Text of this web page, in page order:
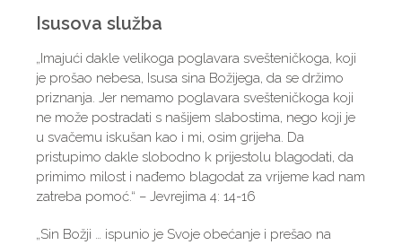
Isusova služba
„Imajući dakle velikoga poglavara svešteničkoga, koji
je prošao nebesa, Isusa sina Božijega, da se držimo
priznanja. Jer nemamo poglavara svešteničkoga koji
ne može postradati s našijem slabostima, nego koji je
u svačemu iskušan kao i mi, osim grijeha. Da
pristupimo dakle slobodno k prijestolu blagodati, da
primimo milost i nađemo blagodat za vrijeme kad nam
zatreba pomoć.“ – Jevrejima 4: 14-16
„Sin Božji … ispunio je Svoje obećanje i prešao na